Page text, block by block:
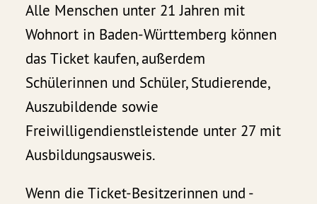
Alle Menschen unter 21 Jahren mit
Wohnort in Baden-Württemberg können
das Ticket kaufen, außerdem
Schülerinnen und Schüler, Studierende,
Auszubildende sowie
Freiwilligendienstleistende unter 27 mit
Ausbildungsausweis.
Wenn die Ticket-Besitzerinnen und -